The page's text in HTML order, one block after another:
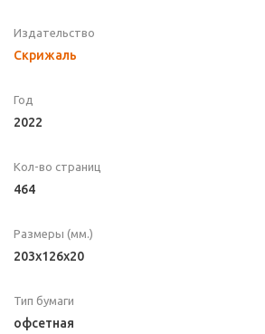
Издательство
Скрижаль
Год
2022
Кол-во страниц
464
Размеры (мм.)
203х126х20
Тип бумаги
офсетная